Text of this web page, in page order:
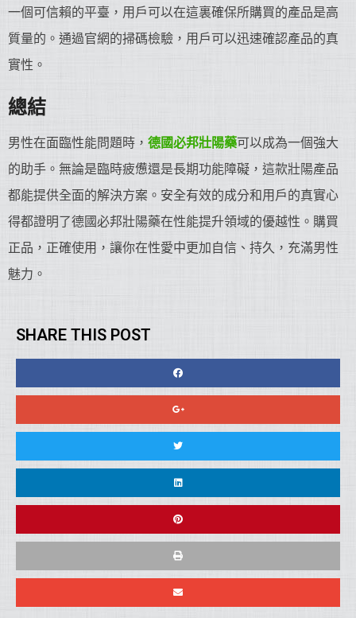
一個可信賴的平臺，用戶可以在這裏確保所購買的產品是高
質量的。通過官網的掃碼檢驗，用戶可以迅速確認產品的真
實性。
總結
男性在面臨性能問題時， 德國必邦壯陽藥可以成為一個強大
的助手。無論是臨時疲憊還是長期功能障礙，這款壯陽產品
都能提供全面的解決方案。安全有效的成分和用戶的真實心
得都證明了德國必邦壯陽藥在性能提升領域的優越性。購買
正品，正確使用，讓你在性愛中更加自信、持久，充滿男性
魅力。
SHARE THIS POST